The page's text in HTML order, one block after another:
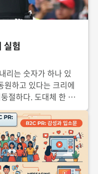
실험
리는 숫자가 하나 있
원하고 있다는 크리에
절하다. 도대체 한 회
는 걸까. 이 글에서는
고 업계가 이